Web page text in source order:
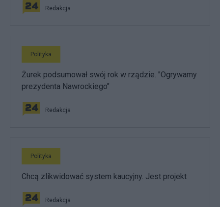
Redakcja
Polityka
Żurek podsumował swój rok w rządzie. "Ogrywamy
prezydenta Nawrockiego"
Redakcja
Polityka
Chcą zlikwidować system kaucyjny. Jest projekt
Redakcja